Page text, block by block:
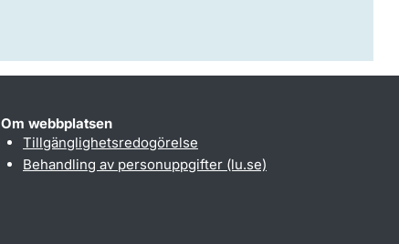
Om webbplatsen
Tillgänglighetsredogörelse
Behandling av personuppgifter (lu.se)